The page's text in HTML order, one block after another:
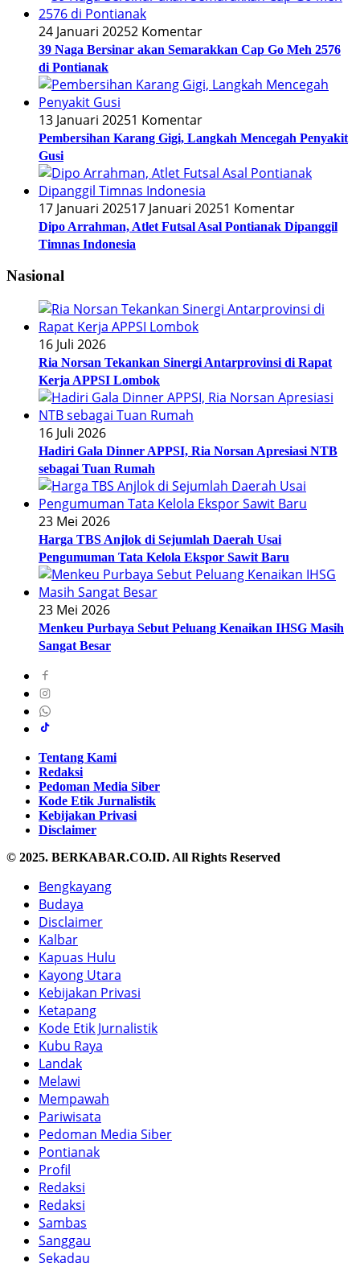
24 Januari 20252 Komentar
39 Naga Bersinar akan Semarakkan Cap Go Meh 2576
di Pontianak
13 Januari 20251 Komentar
Pembersihan Karang Gigi, Langkah Mencegah Penyakit
Gusi
17 Januari 202517 Januari 20251 Komentar
Dipo Arrahman, Atlet Futsal Asal Pontianak Dipanggil
Timnas Indonesia
Nasional
16 Juli 2026
Ria Norsan Tekankan Sinergi Antarprovinsi di Rapat
Kerja APPSI Lombok
16 Juli 2026
Hadiri Gala Dinner APPSI, Ria Norsan Apresiasi NTB
sebagai Tuan Rumah
23 Mei 2026
Harga TBS Anjlok di Sejumlah Daerah Usai
Pengumuman Tata Kelola Ekspor Sawit Baru
23 Mei 2026
Menkeu Purbaya Sebut Peluang Kenaikan IHSG Masih
Sangat Besar
Tentang Kami
Redaksi
Pedoman Media Siber
Kode Etik Jurnalistik
Kebijakan Privasi
Disclaimer
© 2025. BERKABAR.CO.ID. All Rights Reserved
Bengkayang
Budaya
Disclaimer
Kalbar
Kapuas Hulu
Kayong Utara
Kebijakan Privasi
Ketapang
Kode Etik Jurnalistik
Kubu Raya
Landak
Melawi
Mempawah
Pariwisata
Pedoman Media Siber
Pontianak
Profil
Redaksi
Redaksi
Sambas
Sanggau
Sekadau